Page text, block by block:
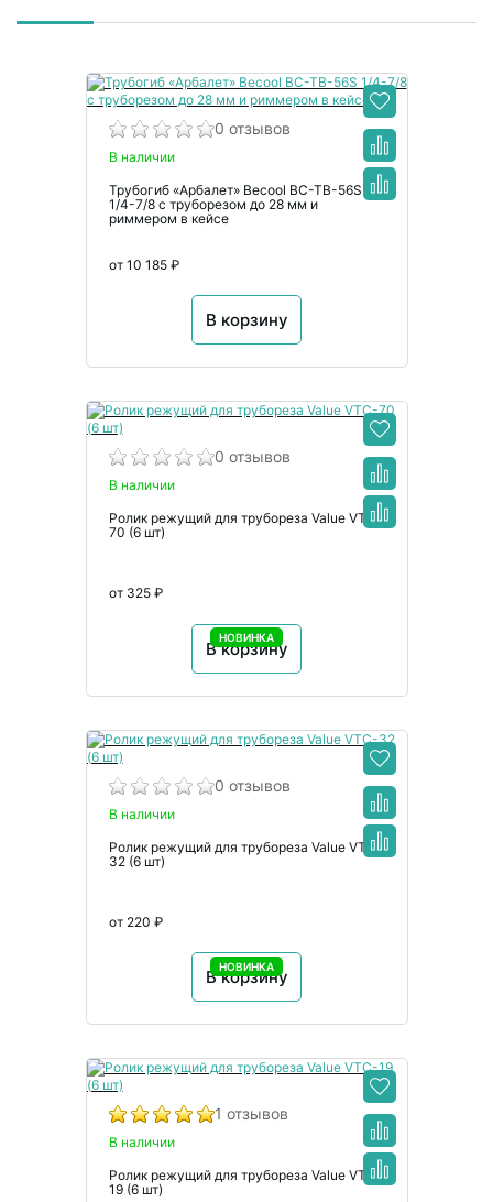
0 отзывов
В наличии
Трубогиб «Арбалет» Becool BC-TB-56S
1/4-7/8 с труборезом до 28 мм и
риммером в кейсе
от 10 185 ₽
В корзину
0 отзывов
В наличии
Ролик режущий для трубореза Value VTC-
70 (6 шт)
от 325 ₽
В корзину
НОВИНКА
0 отзывов
В наличии
Ролик режущий для трубореза Value VTC-
32 (6 шт)
от 220 ₽
В корзину
НОВИНКА
1 отзывов
В наличии
Ролик режущий для трубореза Value VTC-
19 (6 шт)